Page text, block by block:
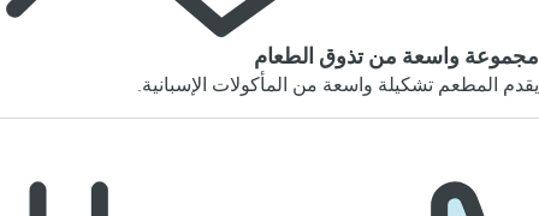
مجموعة واسعة من تذوق الطعام
يقدم المطعم تشكيلة واسعة من المأكولات الإسبانية.